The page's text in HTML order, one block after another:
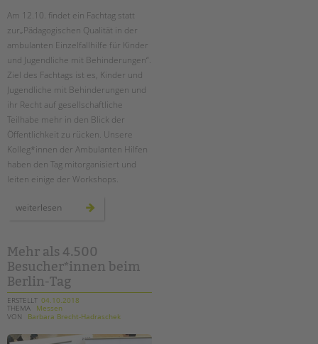
Am 12.10. findet ein Fachtag statt
zur„Pädagogischen Qualität in der
ambulanten Einzelfallhilfe für Kinder
und Jugendliche mit Behinderungen“.
Ziel des Fachtags ist es, Kinder und
Jugendliche mit Behinderungen und
ihr Recht auf gesellschaftliche
Teilhabe mehr in den Blick der
Öffentlichkeit zu rücken. Unsere
Kolleg*innen der Ambulanten Hilfen
haben den Tag mitorganisiert und
leiten einige der Workshops.
weiterlesen fachtag:
pädagogische
ambulanten
einzelfallhilfe
Mehr als 4.500
Besucher*innen beim
Berlin-Tag
ERSTELLT 04.10.2018
THEMA
Messen
VON
Barbara Brecht-Hadraschek